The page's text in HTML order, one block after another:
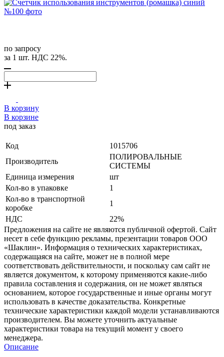
по запросу
за 1 шт. НДС 22%.
В корзину
В корзине
под заказ
Код
1015706
Производитель
ПОЛИРОВАЛЬНЫЕ
СИСТЕМЫ
Единица измерения
шт
Кол-во в упаковке
1
Кол-во в транспортной
коробке
1
НДС
22%
Предложения на сайте не являются публичной офертой. Сайт
несет в себе функцию рекламы, презентации товаров ООО
«Шаклин». Информация о технических характеристиках,
содержащаяся на сайте, может не в полной мере
соответствовать действительности, и поскольку сам сайт не
является документом, к которому применяются какие-либо
правила составления и содержания, он не может являться
основанием, которое государственные и иные органы могут
использовать в качестве доказательства. Конкретные
технические характеристики каждой модели устанавливаются
производителем. Вы можете уточнить актуальные
характеристики товара на текущий момент у своего
менеджера.
Описание